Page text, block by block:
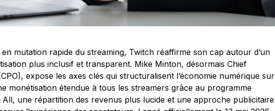
en mutation rapide du streaming, Twitch réaffirme son cap autour d’un
plus inclusif et transparent. Mike Minton, désormais Chief
expose les axes clés qui structuralisent l’économie numérique sur
monétisation étendue à tous les streamers grâce au programme
une répartition des revenus plus lucide et une approche publicitaire